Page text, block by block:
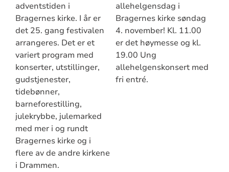
adventstiden i
Bragernes kirke. I år er
det 25. gang festivalen
arrangeres. Det er et
variert program med
konserter, utstillinger,
gudstjenester,
tidebønner,
barneforestilling,
julekrybbe, julemarked
med mer i og rundt
Bragernes kirke og i
flere av de andre kirkene
i Drammen.
allehelgensdag i
Bragernes kirke søndag
4. november! Kl. 11.00
er det høymesse og kl.
19.00 Ung
allehelgenskonsert med
fri entré.